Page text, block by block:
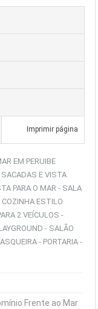
Imprimir página
EM PERUIBE
E VISTA
PARA O MAR - SALA
COZINHA ESTILO
2 VEÍCULOS -
- SALÃO
- PORTARIA -
Frente ao Mar